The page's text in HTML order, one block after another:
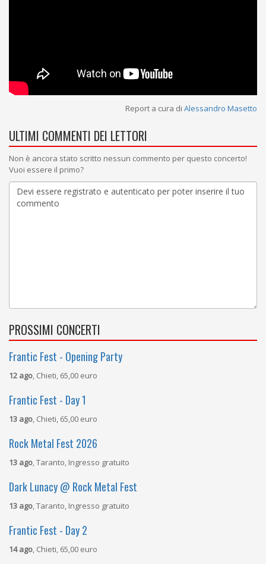
Report a cura di Alessandro Masetto
ULTIMI COMMENTI DEI LETTORI
Non è ancora stato scritto nessun commento per questo concerto!
Vuoi essere il primo?
PROSSIMI CONCERTI
Frantic Fest - Opening Party
12 ago , Chieti, 65,00 euro
Frantic Fest - Day 1
13 ago , Chieti, 65,00 euro
Rock Metal Fest 2026
13 ago , Taranto, Ingresso gratuito
Dark Lunacy @ Rock Metal Fest
13 ago , Taranto, Ingresso gratuito
Frantic Fest - Day 2
14 ago , Chieti, 65,00 euro